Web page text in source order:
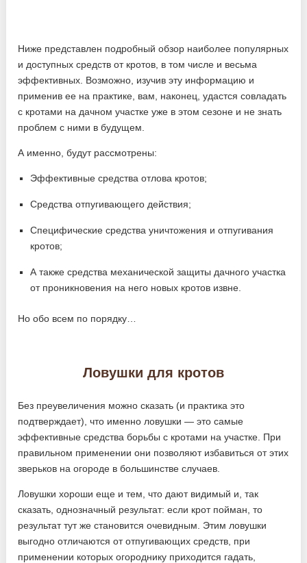
Ниже представлен подробный обзор наиболее популярных
и доступных средств от кротов, в том числе и весьма
эффективных. Возможно, изучив эту информацию и
применив ее на практике, вам, наконец, удастся совладать
с кротами на дачном участке уже в этом сезоне и не знать
проблем с ними в будущем.
А именно, будут рассмотрены:
Эффективные средства отлова кротов;
Средства отпугивающего действия;
Специфические средства уничтожения и отпугивания
кротов;
А также средства механической защиты дачного участка
от проникновения на него новых кротов извне.
Но обо всем по порядку…
Ловушки для кротов
Без преувеличения можно сказать (и практика это
подтверждает), что именно ловушки — это самые
эффективные средства борьбы с кротами на участке. При
правильном применении они позволяют избавиться от этих
зверьков на огороде в большинстве случаев.
Ловушки хороши еще и тем, что дают видимый и, так
сказать, однозначный результат: если крот пойман, то
результат тут же становится очевидным. Этим ловушки
выгодно отличаются от отпугивающих средств, при
применении которых огороднику приходится гадать,